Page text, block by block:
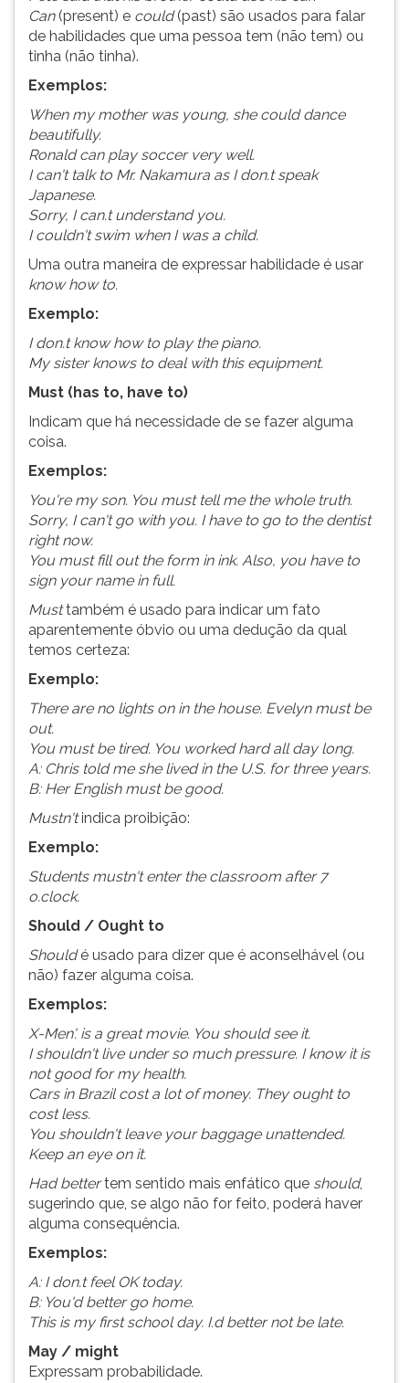
Can (present) e could(past) são usados para falar
de habilidades que uma pessoa tem (não tem) ou
tinha (não tinha).
Exemplos:
When my mother was young, she could dance
beautifully.
Ronald can play soccer very well.
I can't talk to Mr. Nakamura as I don.t speak
Japanese.
Sorry, I can.t understand you.
I couldn't swim when I was a child.
Uma outra maneira de expressar habilidade é usar
know how to.
Exemplo:
I don.t know how to play the piano.
My sister knows to deal with this equipment.
Must (has to, have to)
Indicam que há necessidade de se fazer alguma
coisa.
Exemplos:
You're my son. You must tell me the whole truth.
Sorry, I can't go with you. I have to go to the dentist
right now.
You must fill out the form in ink. Also, you have to
sign your name in full.
Musttambém é usado para indicar um fato
aparentemente óbvio ou uma dedução da qual
temos certeza:
Exemplo:
There are no lights on in the house. Evelyn must be
out.
You must be tired. You worked hard all day long.
A: Chris told me she lived in the U.S. for three years.
B: Her English must be good.
Mustn'tindica proibição:
Exemplo:
Students mustn't enter the classroom after 7
o.clock.
Should / Ought to
Shouldé usado para dizer que é aconselhável (ou
não) fazer alguma coisa.
Exemplos:
X-Men'. is a great movie. You should see it.
I shouldn't live under so much pressure. I know it is
not good for my health.
Cars in Brazil cost a lot of money. They ought to
cost less.
You shouldn't leave your baggage unattended.
Keep an eye on it.
Had bettertem sentido mais enfático que should,
sugerindo que, se algo não for feito, poderá haver
alguma consequência.
Exemplos:
A: I don.t feel OK today.
B: You'd better go home.
This is my first school day. I.d better not be late.
May / might
Expressam probabilidade.